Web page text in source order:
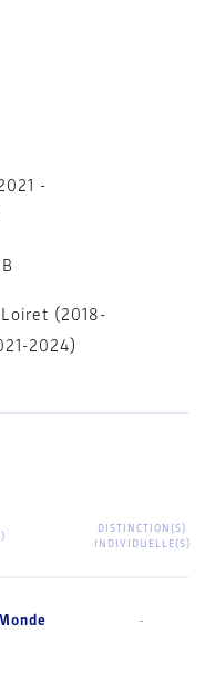
-
(2018-
2024)
DISTINCTION(S)
INDIVIDUELLE(S)
-